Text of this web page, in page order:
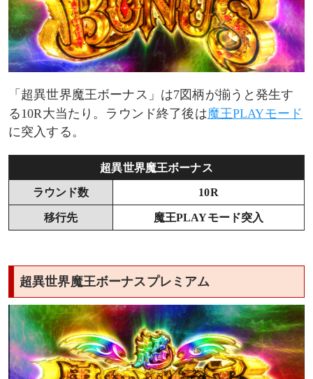
「超異世界魔王ボーナス」は7図柄が揃うと発生す
る10R大当たり。ラウンド終了後は魔王PLAYモード
に突入する。
超異世界魔王ボーナス
ラウンド数 10R
移行先 魔王PLAYモード突入
超異世界魔王ボーナスプレミアム